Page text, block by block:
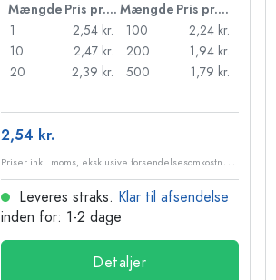
Mængde Pris pr. stk. Mængde
Pris pr. stk.
1
2,54 kr.
10
2,47 kr.
20
2,39 kr.
100
2,24 kr.
200
1,94 kr.
500
1,79 kr.
2,54 kr.
P
riser inkl. moms, eksklusive forsendelsesomkostninger
Leveres straks. Klar til afsendelse
inden for: 1-2 dage
Detaljer